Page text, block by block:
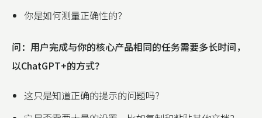
你是如何测量正确性的？
问：用户完成与你的核心产品相同的任务需要多长时间，
以ChatGPT+的方式？
这只是知道正确的提示的问题吗？